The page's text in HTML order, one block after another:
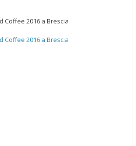
Coffee 2016 a Brescia
Coffee 2016 a Brescia